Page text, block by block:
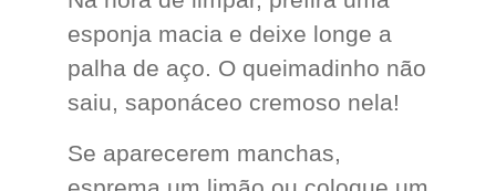
esponja macia e deixe longe a
palha de aço. O queimadinho não
saiu, saponáceo cremoso nela!
Se aparecerem manchas,